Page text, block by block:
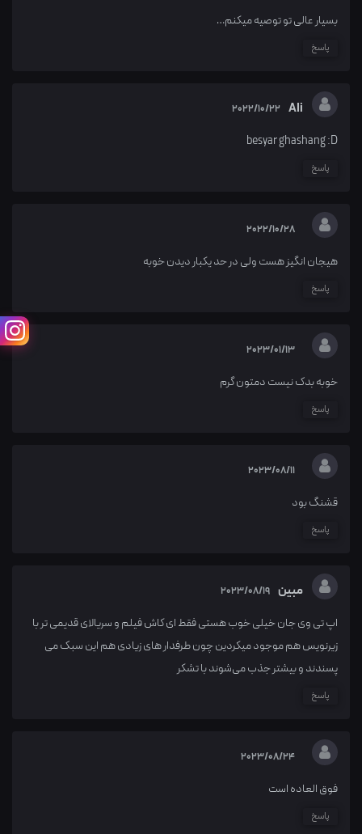
بسیار عالی تو توصیه میکنم…
پاسخ
Ali
2022/10/22
besyar ghashang :D
پاسخ
2022/10/28
هیجان انگیز هست ولی در حد یکبار دیدن خوبه
پاسخ
2023/01/13
خوبه بدک نیست دمتون گرم
پاسخ
2023/08/11
قشنگ بود
پاسخ
مبین 2023/08/19
اپ تی وی جان خیلی خوب هستی فقط ای کاش فیلم و سریالای قدیمی تر با
زیرنویس هم موجود میکردین چون طرفدار های زیادی هم این سبک می
پسندند و بیشتر جذب می‌شوند با تشکر
پاسخ
2023/08/24
فوق العاده است
پاسخ